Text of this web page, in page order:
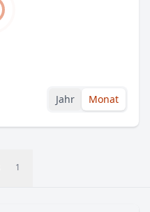
Jahr Monat
1